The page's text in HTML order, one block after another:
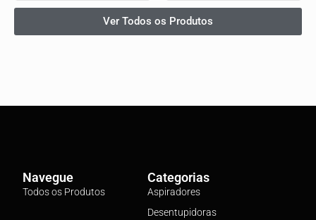
Ver Todos os Produtos
Navegue
Todos os Produtos
Categorias
Aspiradores
Desentupidoras